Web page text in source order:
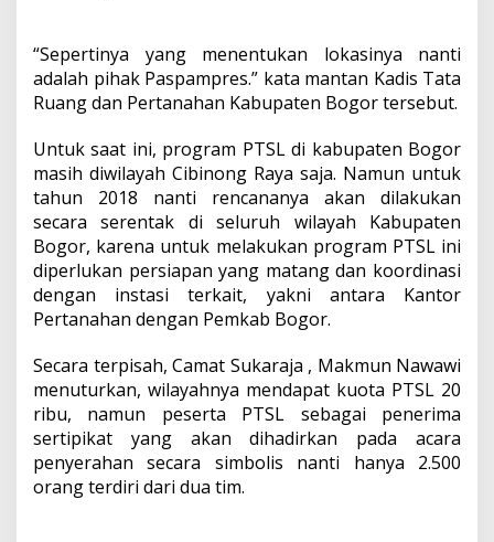
“Sepertinya yang menentukan lokasinya nanti
adalah pihak Paspampres.” kata mantan Kadis Tata
Ruang dan Pertanahan Kabupaten Bogor tersebut.
Untuk saat ini, program PTSL di kabupaten Bogor
masih diwilayah Cibinong Raya saja. Namun untuk
tahun 2018 nanti rencananya akan dilakukan
secara serentak di seluruh wilayah Kabupaten
Bogor, karena untuk melakukan program PTSL ini
diperlukan persiapan yang matang dan koordinasi
dengan instasi terkait, yakni antara Kantor
Pertanahan dengan Pemkab Bogor.
Secara terpisah, Camat Sukaraja , Makmun Nawawi
menuturkan, wilayahnya mendapat kuota PTSL 20
ribu, namun peserta PTSL sebagai penerima
sertipikat yang akan dihadirkan pada acara
penyerahan secara simbolis nanti hanya 2.500
orang terdiri dari dua tim.